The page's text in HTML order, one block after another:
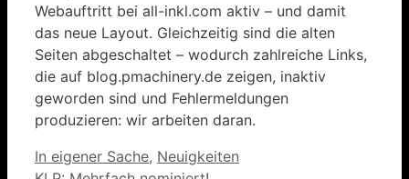
Webauftritt bei all-inkl.com aktiv – und damit
das neue Layout. Gleichzeitig sind die alten
Seiten abgeschaltet – wodurch zahlreiche Links,
die auf blog.pmachinery.de zeigen, inaktiv
geworden sind und Fehlermeldungen
produzieren: wir arbeiten daran.
Kategorien
In eigener Sache, Neuigkeiten